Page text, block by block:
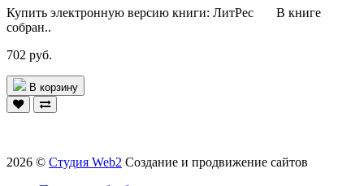
Купить электронную версию книги: ЛитРес В книге
собран..
702 руб.
В корзину
2026 © Студия Web2 Создание и продвижение сайтов